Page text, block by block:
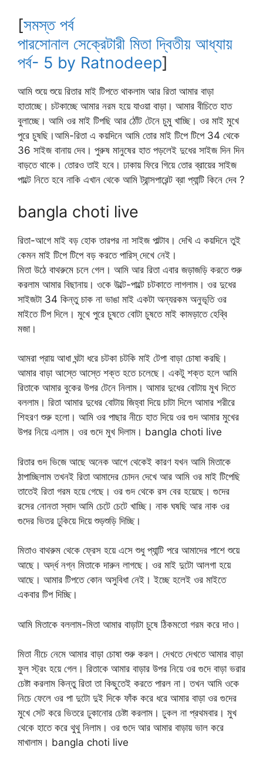
[সমস্ত পর্ব
পারসোনাল সেক্রেটারী মিতা দ্বিতীয় আধ্যায়
পর্ব- 5 by Ratnodeep]
আমি শুয়ে শুয়ে রিতার মাই টিপতে থাকলাম আর রিতা আমার বাড়া
হাতাচ্ছে। চটকাচ্ছে আমার নরম হয়ে যাওয়া বাড়া। আমার বীচিতে হাত
বুলাচ্ছে। আমি ওর মাই টিপছি আর ঠোঁট টেনে চুমু খাচ্ছি। ওর মাই মুখে
পুরে চুষছি।আমি-রিতা এ কয়দিনে আমি তোর মাই টিপে টিপে 34 থেকে
36 সাইজ বানায় দেব। পুরুষ মানুষের হাত পড়লেই দুধের সাইজ দিন দিন
বাড়তে থাকে। তোরও তাই হবে। ঢাকায় ফিরে গিয়ে তোর ব্রায়ের সাইজ
পাল্টে নিতে হবে নাকি এখান থেকে আমি ট্রান্সপারেন্ট ব্রা প্যান্টি কিনে দেব ?
bangla choti live
রিতা-আগে মাই বড় হোক তারপর না সাইজ পাল্টাব। দেখি এ কয়দিনে তুই
কেমন মাই টিপে টিপে বড় করতে পারিস্ দেখে নেই।
মিতা উঠে বাথরুমে চলে গেল। আমি আর রিতা এবার জড়াজড়ি করতে শুরু
করলাম আমার বিছানায়। ওকে উল্টে-পাল্টে চটকাতে লাগলাম। ওর দুধের
সাইজটা 34 কিন্তু চাক না ভাঙা মাই একটা অন্যরকম অনুভূতি ওর
মাইতে টিপ দিলে। মুখে পুরে চুষতে বোটা চুষতে মাই কামড়াতে হেব্বি
মজা।
আমরা প্রায় আধা ঘন্টা ধরে চটকা চটকি মাই টেপা বাড়া চোষা করছি।
আমার বাড়া আস্তে আস্তে শক্ত হতে চলেছে। একটু শক্ত হলে আমি
রিতাকে আমার বুকের উপর টেনে নিলাম। আমার দুধের বোটায় মুখ দিতে
বললাম। রিতা আমার দুধের বোটায় জিহ্বা দিয়ে চাটা দিলে আমার শরীরে
শিহরণ শুরু হলো। আমি ওর পাছার নীচে হাত দিয়ে ওর গুদ আমার মুখের
উপর নিয়ে এলাম। ওর গুদে মুখ দিলাম। bangla choti live
রিতার গুদ ভিজে আছে অনেক আগে থেকেই কারণ যখন আমি মিতাকে
ঠাপাচ্ছিলাম তখনই রিতা আমাদের চোদন দেখে আর আমি ওর মাই টিপেছি
তাতেই রিতা গরম হয়ে গেছে। ওর গুদ থেকে রস বের হয়েছে। গুদের
রসের নোনতা স্বাদ আমি চেটে চেটে খাচ্ছি। নাক ঘষছি আর নাক ওর
গুদের ভিতর ঢুকিয়ে দিয়ে শুড়শুড়ি দিচ্ছি।
মিতাও বাথরুম থেকে ফ্রেস হয়ে এসে শুধু প্যান্টি পরে আমাদের পাশে শুয়ে
আছে। অর্দ্ধ নগ্ন মিতাকে দারুন লাগছে। ওর মাই দুটো আলগা হয়ে
আছে। আমার টিপতে কোন অসুবিধা নেই। ইচ্ছে হলেই ওর মাইতে
একবার টিপ দিচ্ছি।
আমি মিতাকে বললাম-মিতা আমার বাড়াটা চুষে ঠিকমতো গরম করে দাও।
মিতা নীচে নেমে আমার বাড়া চোষা শুরু করল। দেখতে দেখতে আমার বাড়া
ফুল স্ট্রং হয়ে গেল। রিতাকে আমার বাড়ার উপর নিয়ে ওর গুদে বাড়া ভরার
চেষ্টা করলাম কিন্তু রিতা তা কিছুতেই করতে পারল না। তখন আমি ওকে
নিচে ফেলে ওর পা দুটো দুই দিকে ফাঁক করে ধরে আমার বাড়া ওর গুদের
মুখে সেট করে ভিতরে ঢুকানোর চেষ্টা করলাম। ঢুকল না প্রথমবার। মুখ
থেকে হাতে করে থুথু নিলাম। ওর গুদে আর আমার বাড়ায় ভাল করে
মাখালাম। bangla choti live